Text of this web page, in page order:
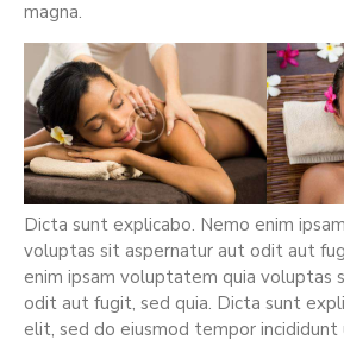
magna.
Dicta sunt explicabo. Nemo enim
voluptas sit aspernatur aut odit aut
enim ipsam voluptatem quia voluptas
odit aut fugit, sed quia. Dicta sunt
elit, sed do eiusmod tempor